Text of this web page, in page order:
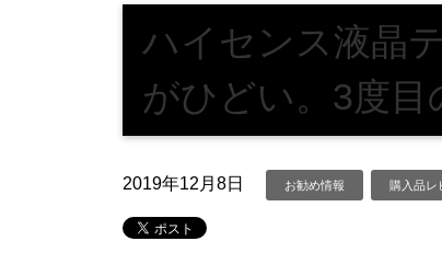
ハイセンス液晶
がひどい。3度目
2019年12月8日 お勧め情報 購入品レ